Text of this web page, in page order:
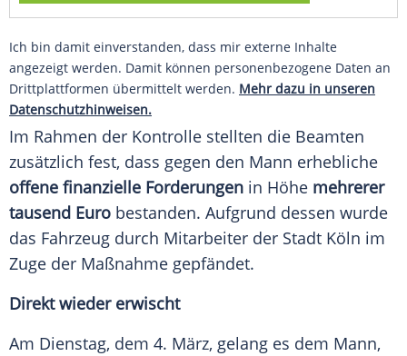
Ich bin damit einverstanden, dass mir externe Inhalte
angezeigt werden. Damit können personenbezogene Daten an
Drittplattformen übermittelt werden. Mehr dazu in unseren
Datenschutzhinweisen.
Im Rahmen der Kontrolle stellten die Beamten
zusätzlich fest, dass gegen den Mann erhebliche
offene finanzielle Forderungen in Höhe mehrerer
tausend Euro bestanden. Aufgrund dessen wurde
das Fahrzeug durch Mitarbeiter der Stadt Köln im
Zuge der Maßnahme gepfändet.
Direkt wieder erwischt
Am Dienstag, dem 4. März, gelang es dem Mann,